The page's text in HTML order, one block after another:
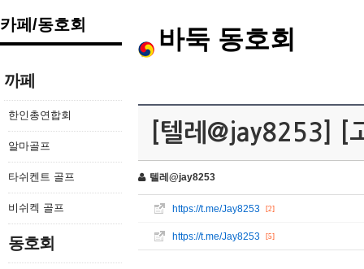
카페/동호회
까페
한인총연합회
알마골프
타쉬켄트 골프
비쉬켁 골프
동호회
바둑 동호회
[텔레@jay8253] [
텔레@jay8253
https://t.me/Jay8253 [2]
https://t.me/Jay8253 [5]